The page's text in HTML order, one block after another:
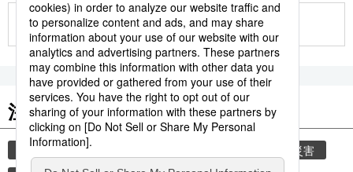
もっと見る
注目のキーワード
共同通信ニュース
気象・災害